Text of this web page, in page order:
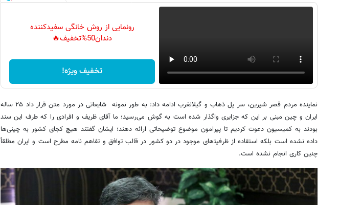
رونمایی از روش خانگی سفیدکننده
دندان50%تخفیف🔥
تخفیف ویژه!
نماینده مردم قصر شیرین، سر پل ذهاب و گیلانغرب ادامه داد: به طور نمونه شایعاتی در مورد متن قرار داد ۲۵ ساله
ایران و چین مبنی بر این که جزایری واگذار شده است به گوش می‌رسید؛ ما آقای ظریف و افرادی را که طرف این سند
بودند به کمیسیون دعوت کردیم تا پیرامون موضوع توضیحاتی ارائه دهند؛ ایشان گفتند هیچ کجای کشور به چینی‌ها
داده نشده است بلکه استفاده از ظرفیت‍‌های موجود در دو کشور در قالب توافق و تفاهم نامه مطرح است و ایران مطلقاً
چنین کاری انجام نشده است.